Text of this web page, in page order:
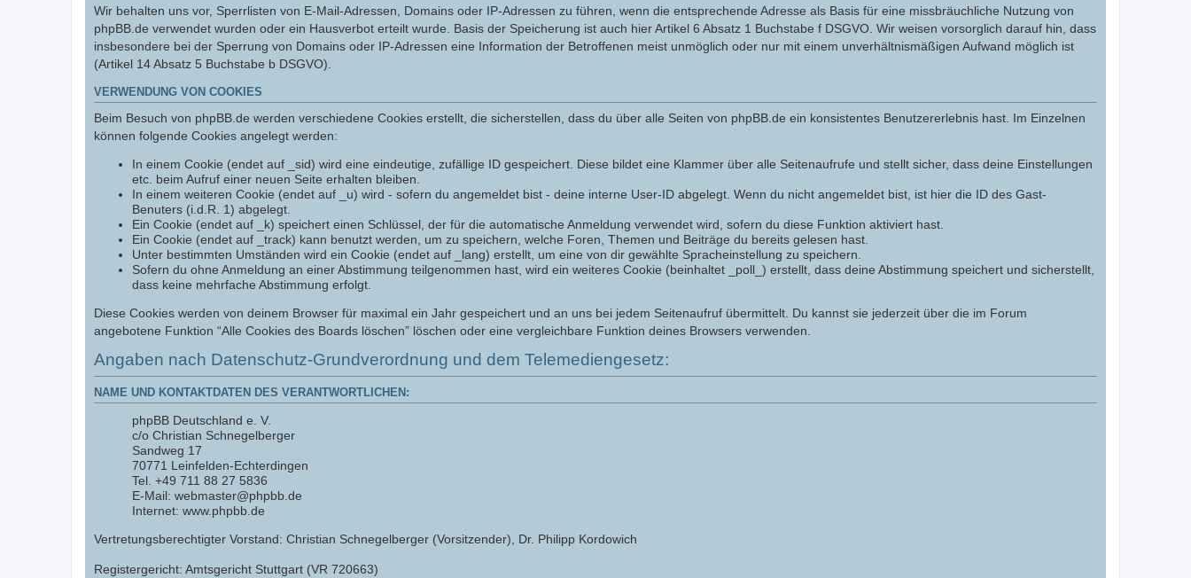
Wir behalten uns vor, Sperrlisten von E-Mail-Adressen, Domains oder IP-Adressen zu führen, wenn die entsprechende Adresse als Basis für eine missbräuchliche Nutzung von
phpBB.de verwendet wurden oder ein Hausverbot erteilt wurde. Basis der Speicherung ist auch hier Artikel 6 Absatz 1 Buchstabe f DSGVO. Wir weisen vorsorglich darauf hin, dass
insbesondere bei der Sperrung von Domains oder IP-Adressen eine Information der Betroffenen meist unmöglich oder nur mit einem unverhältnismäßigen Aufwand möglich ist
(Artikel 14 Absatz 5 Buchstabe b DSGVO).
VERWENDUNG VON COOKIES
Beim Besuch von phpBB.de werden verschiedene Cookies erstellt, die sicherstellen, dass du über alle Seiten von phpBB.de ein konsistentes Benutzererlebnis hast. Im Einzelnen
können folgende Cookies angelegt werden:
In einem Cookie (endet auf _sid) wird eine eindeutige, zufällige ID gespeichert. Diese bildet eine Klammer über alle Seitenaufrufe und stellt sicher, dass deine Einstellungen
etc. beim Aufruf einer neuen Seite erhalten bleiben.
In einem weiteren Cookie (endet auf _u) wird - sofern du angemeldet bist - deine interne User-ID abgelegt. Wenn du nicht angemeldet bist, ist hier die ID des Gast-
Benuters (i.d.R. 1) abgelegt.
Ein Cookie (endet auf _k) speichert einen Schlüssel, der für die automatische Anmeldung verwendet wird, sofern du diese Funktion aktiviert hast.
Ein Cookie (endet auf _track) kann benutzt werden, um zu speichern, welche Foren, Themen und Beiträge du bereits gelesen hast.
Unter bestimmten Umständen wird ein Cookie (endet auf _lang) erstellt, um eine von dir gewählte Spracheinstellung zu speichern.
Sofern du ohne Anmeldung an einer Abstimmung teilgenommen hast, wird ein weiteres Cookie (beinhaltet _poll_) erstellt, dass deine Abstimmung speichert und sicherstellt,
dass keine mehrfache Abstimmung erfolgt.
Diese Cookies werden von deinem Browser für maximal ein Jahr gespeichert und an uns bei jedem Seitenaufruf übermittelt. Du kannst sie jederzeit über die im Forum
angebotene Funktion “Alle Cookies des Boards löschen” löschen oder eine vergleichbare Funktion deines Browsers verwenden.
Angaben nach Datenschutz-Grundverordnung und dem Telemediengesetz:
NAME UND KONTAKTDATEN DES VERANTWORTLICHEN:
phpBB Deutschland e. V.
c/o Christian Schnegelberger
Sandweg 17
70771 Leinfelden-Echterdingen
Tel. +49 711 88 27 5836
E-Mail: webmaster@phpbb.de
Internet: www.phpbb.de
Vertretungsberechtigter Vorstand: Christian Schnegelberger (Vorsitzender), Dr. Philipp Kordowich
Registergericht: Amtsgericht Stuttgart (VR 720663)